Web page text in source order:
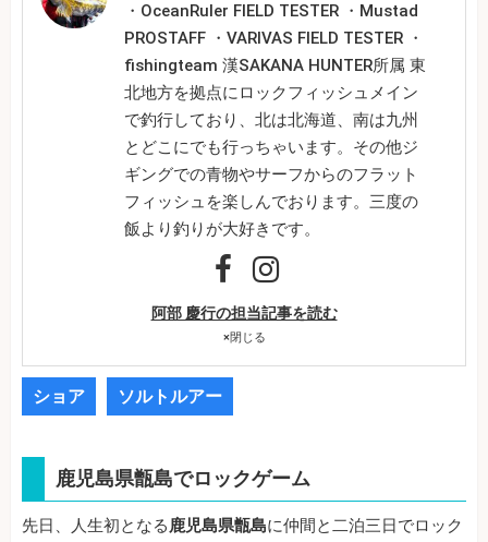
・OceanRuler FIELD TESTER ・Mustad
PROSTAFF ・VARIVAS FIELD TESTER ・
fishingteam 漢SAKANA HUNTER所属 東
北地方を拠点にロックフィッシュメイン
で釣行しており、北は北海道、南は九州
とどこにでも行っちゃいます。その他ジ
ギングでの青物やサーフからのフラット
フィッシュを楽しんでおります。三度の
飯より釣りが大好きです。
阿部 慶行の担当記事を読む
×閉じる
ショア ソルトルアー
鹿児島県甑島でロックゲーム
先日、人生初となる鹿児島県甑島に仲間と二泊三日でロック